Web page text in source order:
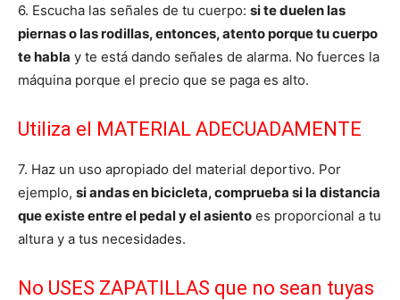
6. Escucha las señales de tu cuerpo: si te duelen las
piernas o las rodillas, entonces, atento porque tu cuerpo
te habla y te está dando señales de alarma. No fuerces la
máquina porque el precio que se paga es alto.
Utiliza el MATERIAL ADECUADAMENTE
7. Haz un uso apropiado del material deportivo. Por
ejemplo, si andas en bicicleta, comprueba si la distancia
que existe entre el pedal y el asiento es proporcional a tu
altura y a tus necesidades.
No USES ZAPATILLAS que no sean tuyas